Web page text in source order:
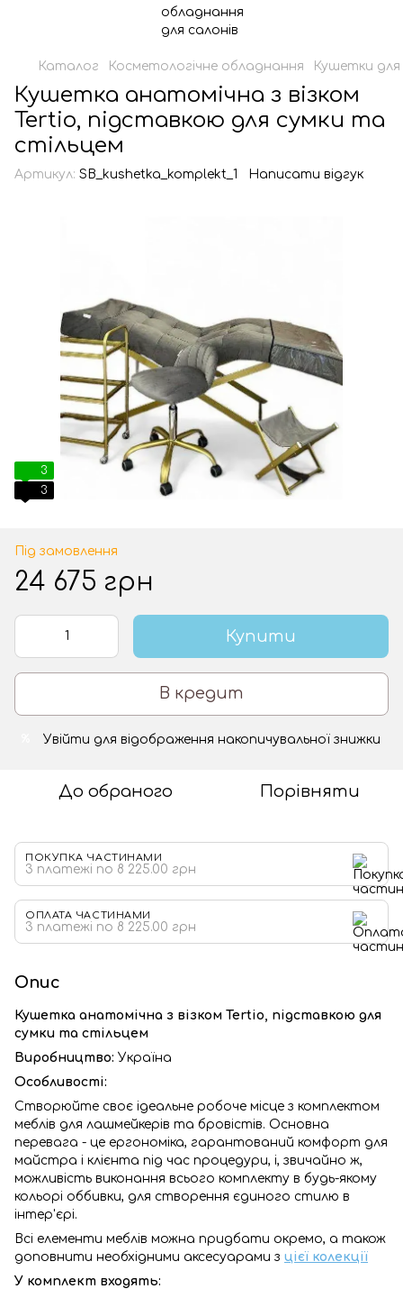
Каталог Косметологічне обладнання Кушетки для
Кушетка анатомічна з візком
Tertio, підставкою для сумки та
стільцем
Артикул: SB_kushetka_komplekt_1 Написати відгук
3
3
Під замовлення
24 675 грн
Купити
В кредит
Увійти для відображення накопичувальної знижки
До обраного Порівняти
ПОКУПКА ЧАСТИНАМИ
3 платежі по 8 225.00 грн
ОПЛАТА ЧАСТИНАМИ
3 платежі по 8 225.00 грн
Опис
Кушетка анатомічна з візком Tertio, підставкою для
сумки та стільцем
Виробництво: Україна
Особливості:
Створюйте своє ідеальне робоче місце з комплектом
меблів для лашмейкерів та бровістів. Основна
перевага - це ергономіка, гарантований комфорт для
майстра і клієнта під час процедури, і, звичайно ж,
можливість виконання всього комплекту в будь-якому
кольорі оббивки, для створення єдиного стилю в
інтер'єрі.
Всі елементи меблів можна придбати окремо, а також
доповнити необхідними аксесуарами з цієї колекції
У комплект входять: